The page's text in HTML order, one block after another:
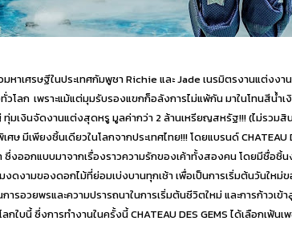
หาเศรษฐีในประเทศกัมพูชา Richie และ Jade เนรมิตรงานแต่ง
วโลก เพราะแม้แต่มุมรับรองแขกก็อลังการไม่แพ้กัน มาในโทนสีน้ำ
มเงินจัดงานแต่งสุดหรู มูลค่ากว่า 2 ล้านเหรียญสหรัฐ!!! (ไม่รวม
ศษ มีเพียงชิ้นเดียวในโลกจากประเทศไทย!!! โดยแบรนด์
ซึ่งออกแบบมาจากเรื่องราวความรักของเค้าทั้งสองคน โดยมีชื่อชิ้
งดงามของดอกไม้ที่ย่อมเบ่งบานทุกเช้า เพื่อเป็นการเริ่มต้นวันให
การอวยพรและความปรารถนาในการเริ่มต้นชีวิตใหม่ และการก้าวเ
กใบนี้ ซึ่งการทำงานในครั้งนี้ CHATEAU DES GEMS ได้เลือกเฟ้